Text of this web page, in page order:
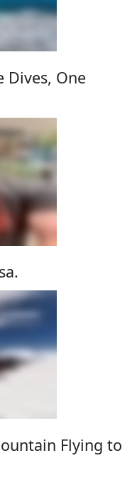
Dives, One
Flying to